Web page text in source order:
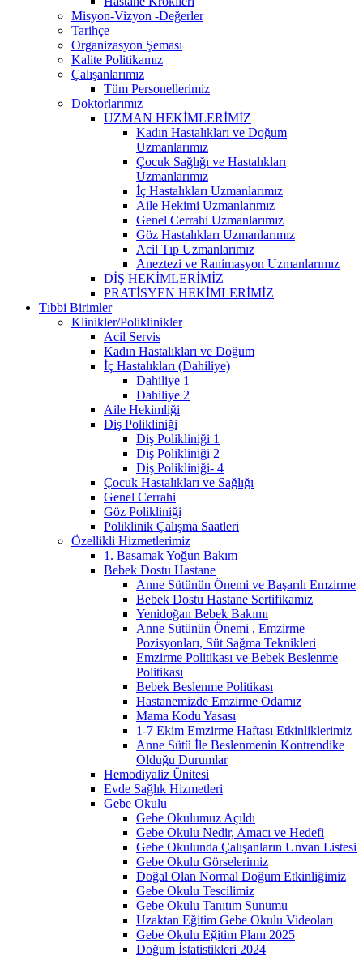
Misyon-Vizyon -Değerler
Tarihçe
Organizasyon Şeması
Kalite Politikamız
Çalışanlarımız
Tüm Personellerimiz
Doktorlarımız
UZMAN HEKİMLERİMİZ
Kadın Hastalıkları ve Doğum
Uzmanlarımız
Çocuk Sağlığı ve Hastalıkları
Uzmanlarımız
İç Hastalıkları Uzmanlarımız
Aile Hekimi Uzmanlarımız
Genel Cerrahi Uzmanlarımız
Göz Hastalıkları Uzmanlarımız
Acil Tıp Uzmanlarımız
Aneztezi ve Ranimasyon Uzmanlarımız
DİŞ HEKİMLERİMİZ
PRATİSYEN HEKİMLERİMİZ
Tıbbi Birimler
Klinikler/Poliklinikler
Acil Servis
Kadın Hastalıkları ve Doğum
İç Hastalıkları (Dahiliye)
Dahiliye 1
Dahiliye 2
Aile Hekimliği
Diş Polikliniği
Diş Polikliniği 1
Diş Polikliniği 2
Diş Polikliniği- 4
Çocuk Hastalıkları ve Sağlığı
Genel Cerrahi
Göz Polikliniği
Poliklinik Çalışma Saatleri
Özellikli Hizmetlerimiz
1. Basamak Yoğun Bakım
Bebek Dostu Hastane
Anne Sütünün Önemi ve Başarılı Emzirme
Bebek Dostu Hastane Sertifikamız
Yenidoğan Bebek Bakımı
Anne Sütünün Önemi , Emzirme
Pozisyonları, Süt Sağma Teknikleri
Emzirme Politikası ve Bebek Beslenme
Politikası
Bebek Beslenme Politikası
Hastanemizde Emzirme Odamız
Mama Kodu Yasası
1-7 Ekim Emzirme Haftası Etkinliklerimiz
Anne Sütü İle Beslenmenin Kontrendike
Olduğu Durumlar
Hemodiyaliz Ünitesi
Evde Sağlık Hizmetleri
Gebe Okulu
Gebe Okulumuz Açıldı
Gebe Okulu Nedir, Amacı ve Hedefi
Gebe Okulunda Çalışanların Unvan Listesi
Gebe Okulu Görselerimiz
Doğal Olan Normal Doğum Etkinliğimiz
Gebe Okulu Tescilimiz
Gebe Okulu Tanıtım Sunumu
Uzaktan Eğitim Gebe Okulu Videoları
Gebe Okulu Eğitim Planı 2025
Doğum İstatistikleri 2024